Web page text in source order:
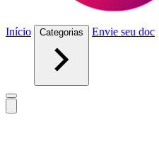
Início Categorias Envie seu doc